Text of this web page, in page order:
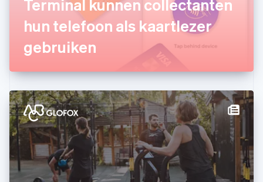
Terminal kunnen collectanten
hun telefoon als kaartlezer
gebruiken
English
Griekenland
Hongarije
Hongkong SAR, China
Ierland
English
India
English
Italië
ItalianoEnglish
Japan
日本語English